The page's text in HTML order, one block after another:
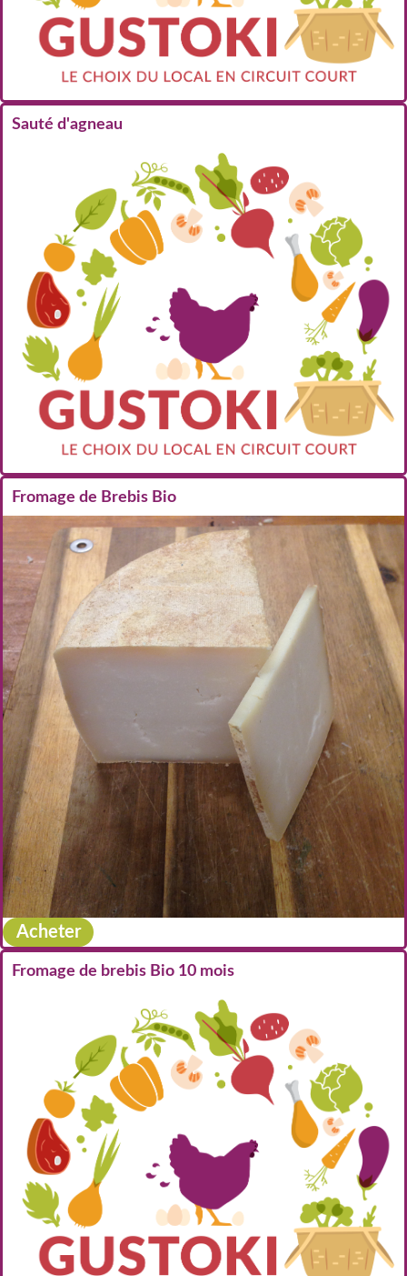
Sauté d'agneau
Fromage de Brebis Bio
Acheter
Fromage de brebis Bio 10 mois